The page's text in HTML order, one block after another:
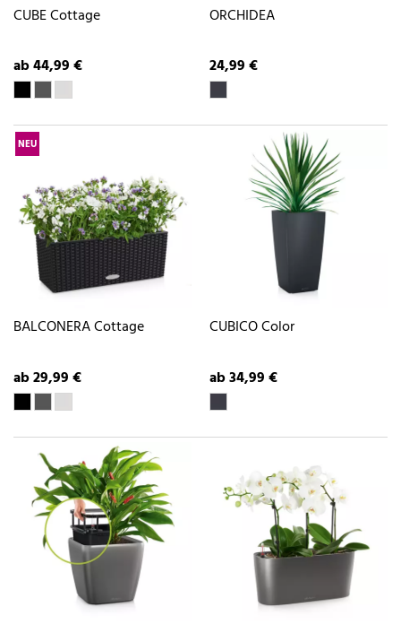
CUBE Cottage
ab 44,99 €
ORCHIDEA
24,99 €
NEU
BALCONERA Cottage
ab 29,99 €
CUBICO Color
ab 34,99 €